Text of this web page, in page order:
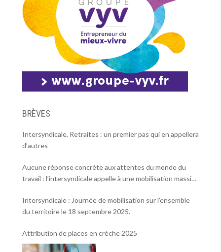
BRÈVES
Intersyndicale, Retraites : un premier pas qui en appellera
d’autres
Aucune réponse concrète aux attentes du monde du
travail : l’intersyndicale appelle à une mobilisation massive
Intersyndicale : Journée de mobilisation sur l’ensemble
du territoire le 18 septembre 2025.
Attribution de places en crèche 2025